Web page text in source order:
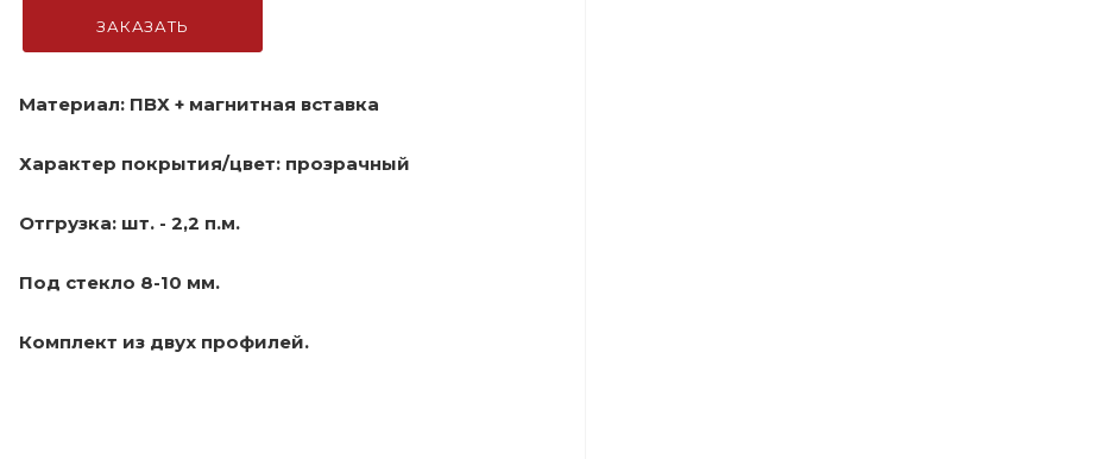
ЗАКАЗАТЬ
Материал: ПВХ + магнитная вставка
Характер покрытия/цвет: прозрачный
Отгрузка: шт. - 2,2 п.м.
Под стекло 8-10 мм.
Комплект из двух профилей.